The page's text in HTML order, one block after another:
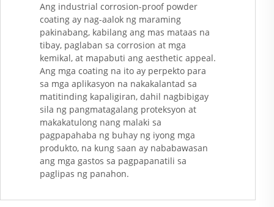
Ang industrial corrosion-proof powder
coating ay nag-aalok ng maraming
pakinabang, kabilang ang mas mataas na
tibay, paglaban sa corrosion at mga
kemikal, at mapabuti ang aesthetic appeal.
Ang mga coating na ito ay perpekto para
sa mga aplikasyon na nakakalantad sa
matitinding kapaligiran, dahil nagbibigay
sila ng pangmatagalang proteksyon at
makakatulong nang malaki sa
pagpapahaba ng buhay ng iyong mga
produkto, na kung saan ay nababawasan
ang mga gastos sa pagpapanatili sa
paglipas ng panahon.